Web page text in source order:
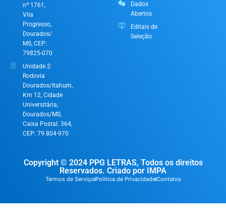
nº 1761,
Vila
Progresso,
Dourados/
MS, CEP:
79825-070
Unidade 2:
Rodovia
Dourados/Itahum,
Km 12, Cidade
Universitária,
Dourados/MS,
Caixa Postal: 364,
CEP: 79.804-970
Dados
Abertos
Editais de
Seleção
Copyright © 2024 PPG LETRAS, Todos os direitos
Reservados. Criado por IMPA
Termos de ServiçoPolitica de PrivacidadeContatos